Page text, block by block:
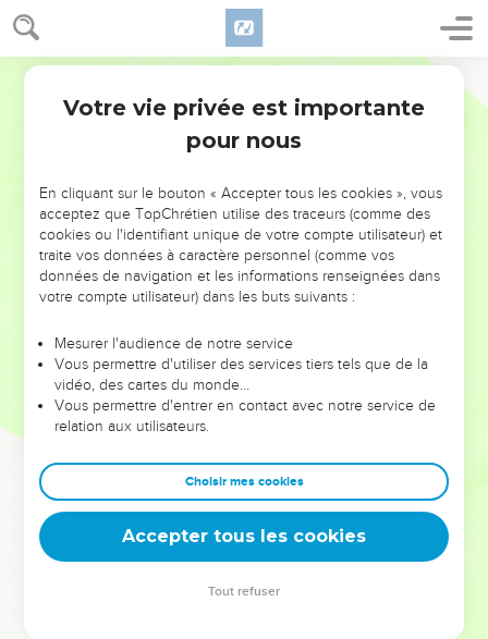
NE MANQUEZ PAS L’ÉVÉNEMENT
DE L’ANNÉE !
ET SI LEURS ERREURS POUVAIENT VOUS ÉVITER LES
VOTRES ?
leur foi ou leur vision. Mais on voit moins les doutes, les erreurs
et les saisons difficiles qu'ils ont traversés, alors même que ce
sont elles qui les ont façonnés.
Dans cette conférence, leaders, entrepreneurs, et responsables
clés pour avancer avec plus de sagesse afin que leurs erreurs
deviennent vos tremplins. Que vous guidiez un ministère, une
équipe, un groupe ou une famille, leur expérience est faite
Votre vie privée est importante
pour nous
En cliquant sur le bouton « Accepter tous les cookies », vous
acceptez que TopChrétien utilise des traceurs (comme des
cookies ou l'identifiant unique de votre compte utilisateur) et
traite vos données à caractère personnel (comme vos
données de navigation et les informations renseignées dans
votre compte utilisateur) dans les buts suivants :
Mesurer l'audience de notre service
Vous permettre d'utiliser des services tiers tels que de la
vidéo, des cartes du monde…
Vous permettre d'entrer en contact avec notre service de
relation aux utilisateurs.
Choisir mes cookies
Accepter tous les cookies
Tout refuser